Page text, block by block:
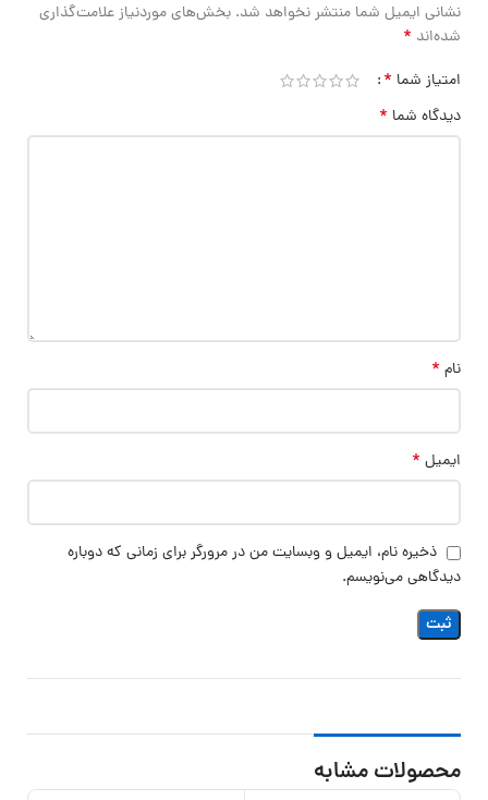
نشانی ایمیل شما منتشر نخواهد شد. بخش‌های موردنیاز علامت‌گذاری
شده‌اند *
امتیاز شما *
دیدگاه شما *
نام *
ایمیل *
ذخیره نام، ایمیل و وبسایت من در مرورگر برای زمانی که دوباره
دیدگاهی می‌نویسم.
محصولات مشابه